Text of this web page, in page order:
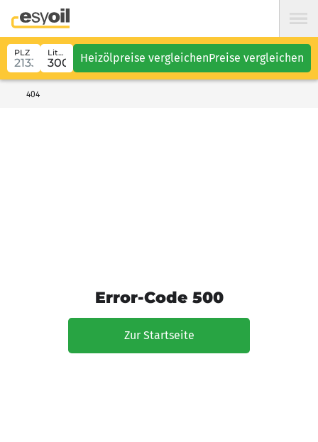
PLZ Liter Heizölpreise vergleichenPreise vergleichen
404
Error-Code 500
Zur Startseite